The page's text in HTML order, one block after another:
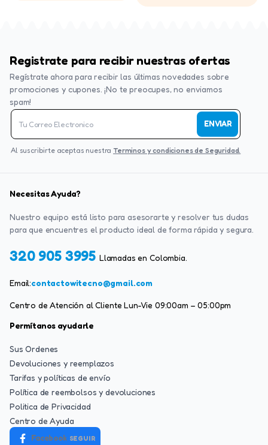
Registrate para recibir nuestras ofertas
Regístrate ahora para recibir las últimas novedades sobre
promociones y cupones. ¡No te preocupes, no enviamos
spam!
ENVIAR
Al suscribirte aceptas nuestra Terminos y condiciones de Seguridad.
Necesitas Ayuda?
Nuestro equipo está listo para asesorarte y resolver tus dudas
para que encuentres el producto ideal de forma rápida y segura.
320 905 3995 Llamadas en Colombia.
Email:contactowitecno@gmail.com
Centro de Atención al Cliente Lun-Vie 09:00am – 05:00pm
Permítanos ayudarle
Sus Ordenes
Devoluciones y reemplazos
Tarifas y políticas de envío
Política de reembolsos y devoluciones
Politica de Privacidad
Centro de Ayuda
Facebook SEGUIR